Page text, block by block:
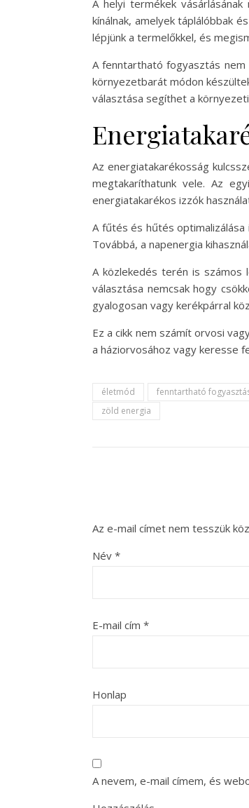
A helyi termékek
kínálnak, amelyek táplálóbbak
lépjünk a termelőkkel, és
A fenntartható fogyasztás nem
környezetbarát módon
választása segíthet a
Az energiatakarékosság
megtakaríthatunk vele. Az
energiatakarékos izzók
A fűtés és hűtés
Továbbá, a napenergia
A közlekedés terén is számos
választása nemcsak hogy
gyalogosan vagy kerékpárral
Ez a cikk nem számít orvosi
a háziorvosához vagy keresse
életmód fenntartható
zöld energia
Az e-mail címet nem tesszük
Név *
E-mail cím *
Honlap
A nevem, e-mail címem, és